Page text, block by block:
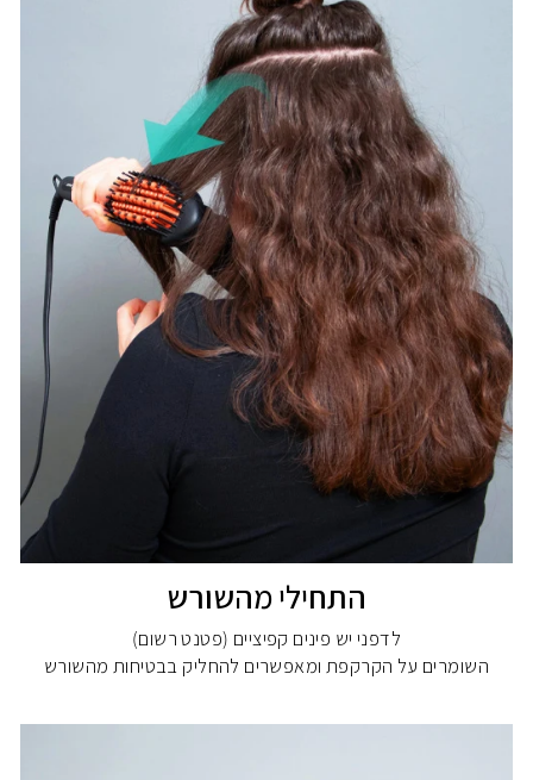
התחילי מהשורש
לדפני יש פינים קפיציים (פטנט רשום)
השומרים על הקרקפת ומאפשרים להחליק בבטיחות מהשורש